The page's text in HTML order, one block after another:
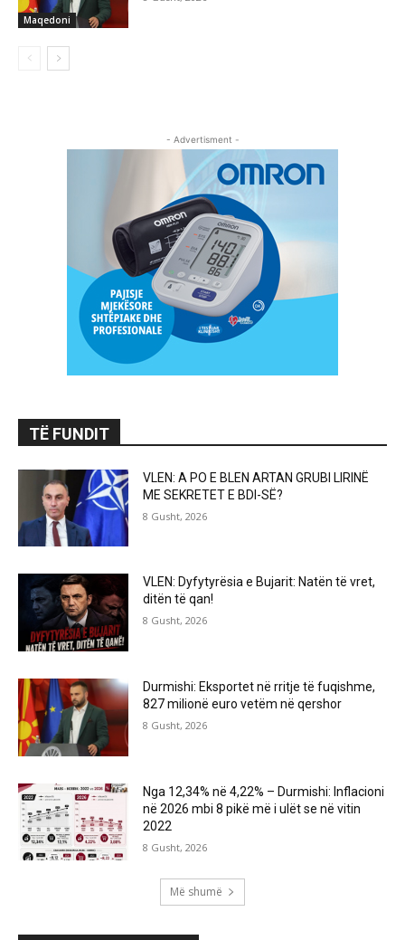
Maqedoni
- Advertisment -
TË FUNDIT
VLEN: A PO E BLEN ARTAN GRUBI LIRINË
ME SEKRETET E BDI-SË?
8 Gusht, 2026
VLEN: Dyfytyrësia e Bujarit: Natën të vret,
ditën të qan!
8 Gusht, 2026
Durmishi: Eksportet në rritje të fuqishme,
827 milionë euro vetëm në qershor
8 Gusht, 2026
Nga 12,34% në 4,22% – Durmishi: Inflacioni
në 2026 mbi 8 pikë më i ulët se në vitin
2022
8 Gusht, 2026
Më shumë